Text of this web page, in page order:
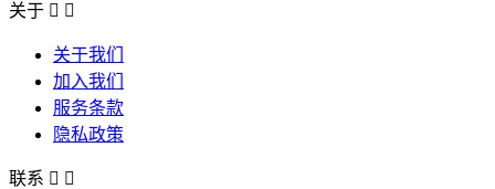
关于  
关于我们
加入我们
服务条款
隐私政策
联系  